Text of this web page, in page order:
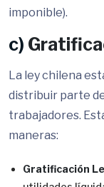
imponible).
c)
La ley chilena
distribuir parte
trabajadores.
maneras:
Gratificación